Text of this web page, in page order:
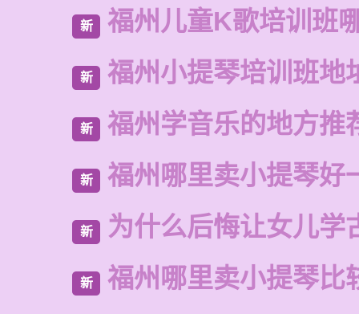
新 福州儿童K歌培训班
新 福州小提琴培训班地
新 福州学音乐的地方推
新 福州哪里卖小提琴好
新 为什么后悔让女儿学
新 福州哪里卖小提琴比